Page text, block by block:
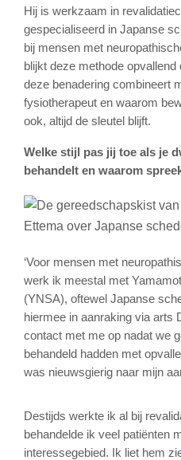
Hij is werkzaam in
gespecialiseerd in Japanse
bij mensen met
blijkt deze methode
deze benadering combineert
fysiotherapeut en waarom
ook, altijd de sleutel blijft.
Welke stijl pas jij toe als je
behandelt en waarom
‘Voor mensen met
werk ik meestal met
(YNSA), oftewel Japanse
hiermee in aanraking via arts
contact met me op nadat we
behandeld hadden met
was nieuwsgierig naar mijn
Destijds werkte ik al bij
behandelde ik veel patiënten
interessegebied. Ik liet hem